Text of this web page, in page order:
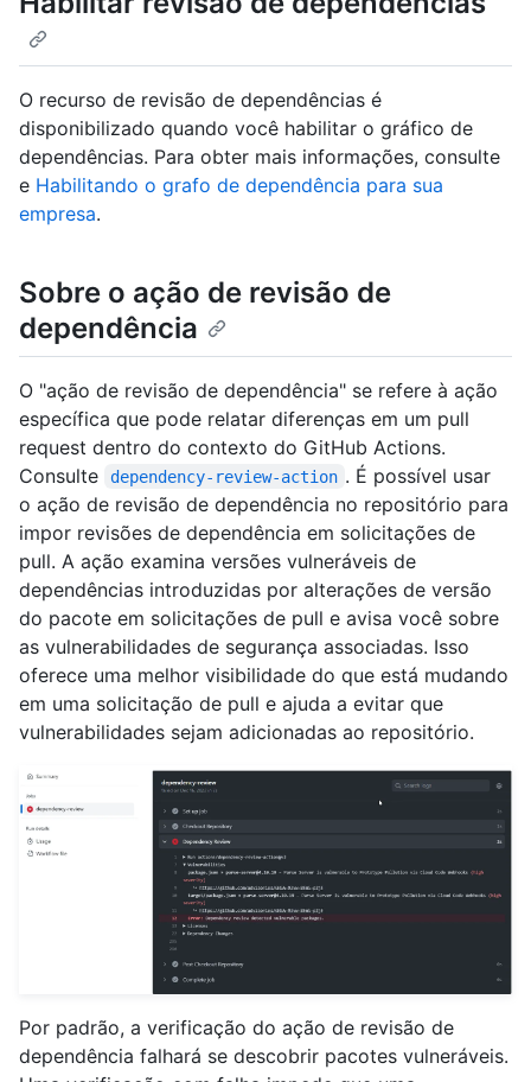
O recurso de revisão de dependências é
disponibilizado quando você habilitar o gráfico de
dependências. Para obter mais informações, consulte
e Habilitando o grafo de dependência para sua
empresa.
Sobre o ação de revisão de
dependência
O "ação de revisão de dependência" se refere à ação
específica que pode relatar diferenças em um pull
request dentro do contexto do GitHub Actions.
Consulte
dependency-review-action . É possível usar
o ação de revisão de dependência no repositório para
impor revisões de dependência em solicitações de
pull. A ação examina versões vulneráveis de
dependências introduzidas por alterações de versão
do pacote em solicitações de pull e avisa você sobre
as vulnerabilidades de segurança associadas. Isso
oferece uma melhor visibilidade do que está mudando
em uma solicitação de pull e ajuda a evitar que
vulnerabilidades sejam adicionadas ao repositório.
Por padrão, a verificação do ação de revisão de
dependência falhará se descobrir pacotes vulneráveis.